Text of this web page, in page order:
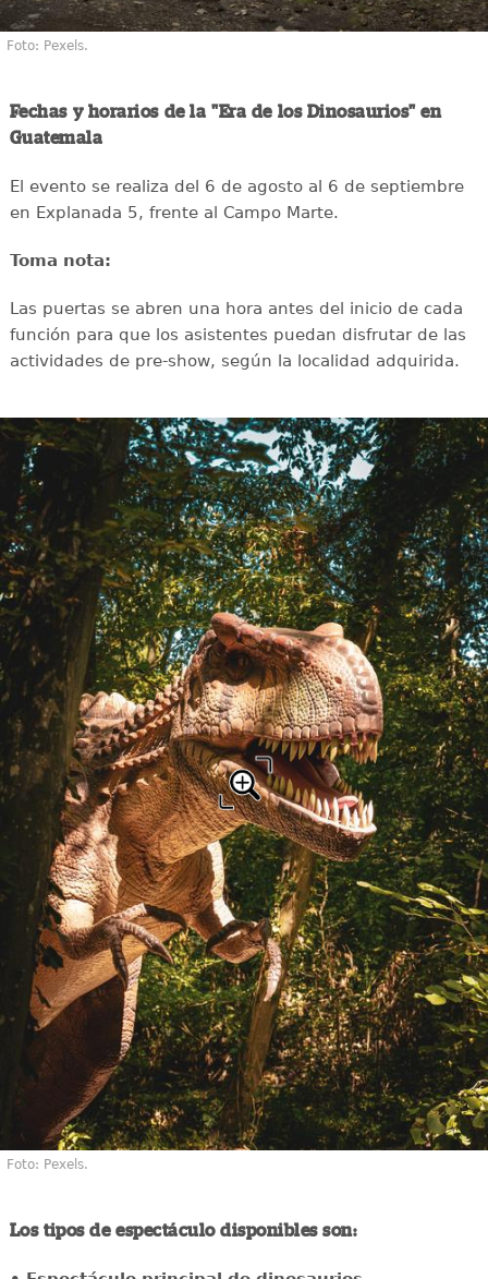
Foto: Pexels.
Fechas y horarios de la "Era de los Dinosaurios" en
Guatemala
El evento se realiza del 6 de agosto al 6 de septiembre
en Explanada 5, frente al Campo Marte.
Toma nota:
Las puertas se abren una hora antes del inicio de cada
función para que los asistentes puedan disfrutar de las
actividades de pre-show, según la localidad adquirida.
Foto: Pexels.
Los tipos de espectáculo disponibles son: